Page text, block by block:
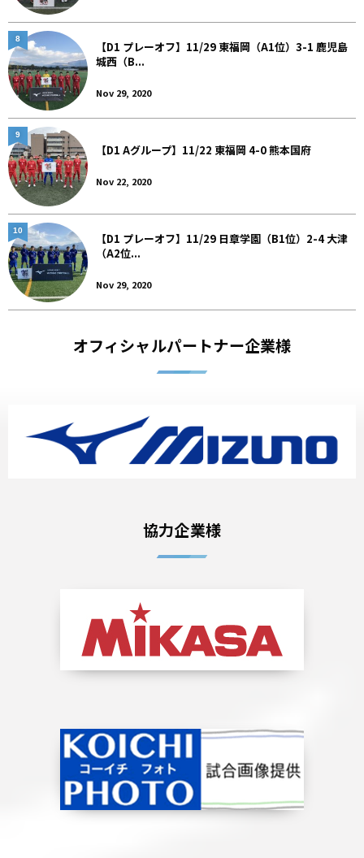
【D1 プレーオフ】11/29 東福岡（A1位）3-1 鹿児島
城西（B...
Nov 29, 2020
8
【D1 Aグループ】11/22 東福岡 4-0 熊本国府
Nov 22, 2020
9
【D1 プレーオフ】11/29 日章学園（B1位）2-4 大津
（A2位...
Nov 29, 2020
10
オフィシャルパートナー企業様
協力企業様